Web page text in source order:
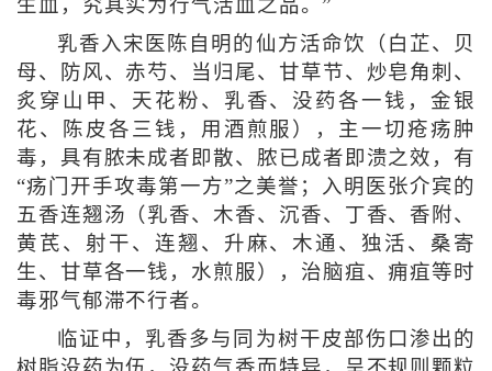
生血，究其实为行气活血之品。”
乳香入宋医陈自明的仙方活命饮（白芷、贝
母、防风、赤芍、当归尾、甘草节、炒皂角刺、
炙穿山甲、天花粉、乳香、没药各一钱，金银
花、陈皮各三钱，用酒煎服），主一切疮疡肿
毒，具有脓未成者即散、脓已成者即溃之效，有
“疡门开手攻毒第一方”之美誉；入明医张介宾的
五香连翘汤（乳香、木香、沉香、丁香、香附、
黄芪、射干、连翘、升麻、木通、独活、桑寄
生、甘草各一钱，水煎服），治脑疽、痈疽等时
毒邪气郁滞不行者。
临证中，乳香多与同为树干皮部伤口渗出的